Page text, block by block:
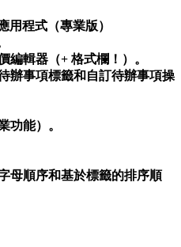
用程式（專業版）
編輯器（+ 格式欄！）。
辦事項標籤和自訂待辦事項操
功能）。
母順序和基於標籤的排序順